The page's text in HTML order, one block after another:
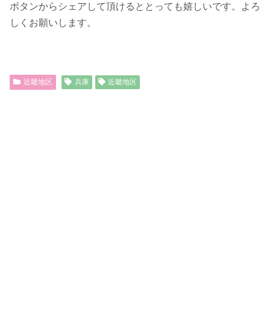
ボタンからシェアして頂けるととっても嬉しいです。よろ
しくお願いします。
近畿地区 兵庫 近畿地区